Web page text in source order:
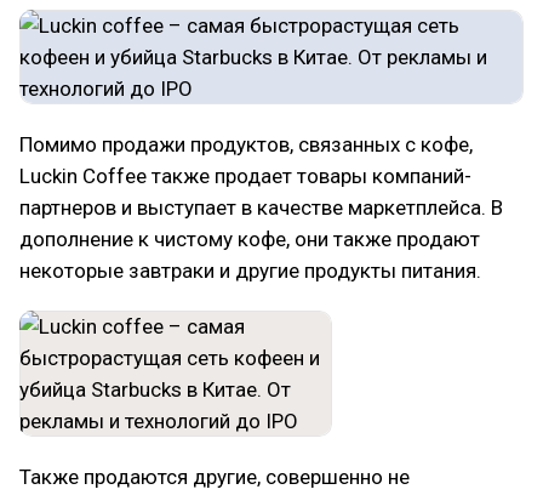
Помимо продажи продуктов, связанных с кофе,
Luckin Coffee также продает товары компаний-
партнеров и выступает в качестве маркетплейса. В
дополнение к чистому кофе, они также продают
некоторые завтраки и другие продукты питания.
Также продаются другие, совершенно не